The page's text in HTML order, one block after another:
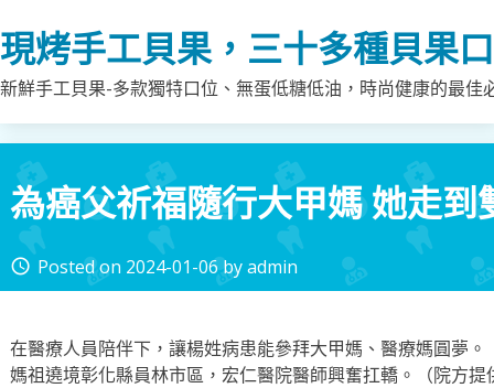
to
content
現烤手工貝果，三十多種貝果
新鮮手工貝果-多款獨特口位、無蛋低糖低油，時尚健康的最
為癌父祈福隨行大甲媽 她走到
access_time Posted on 2024-01-06byadmin
在醫療人員陪伴下，讓楊姓病患能參拜大甲媽、醫療媽圓夢
媽祖遶境彰化縣員林市區，宏仁醫院醫師興奮扛轎。（院方